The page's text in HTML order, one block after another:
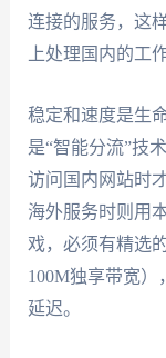
连接的服务，这
上处理国内的工
稳定和速度是生
是“智能分流”技
访问国内网站时
海外服务时则用
戏，必须有精选
100M独享带宽
延迟。